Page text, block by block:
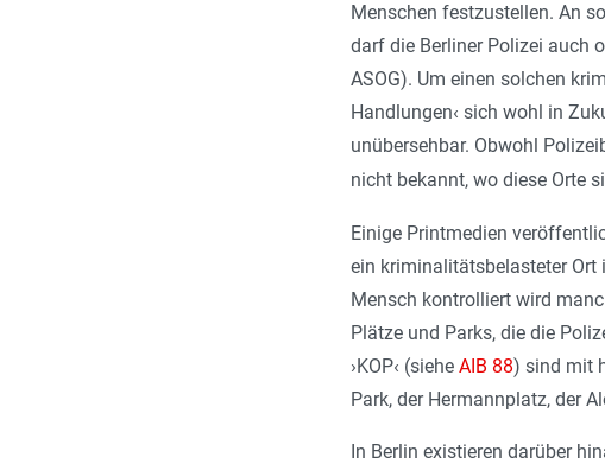
Menschen festzustellen. An
darf die Berliner Polizei auch
ASOG). Um einen solchen
Handlungen‹ sich wohl in
unübersehbar. Obwohl
nicht bekannt, wo diese Orte
Einige Printmedien
ein kriminalitätsbelasteter Ort
Mensch kontrolliert wird
Plätze und Parks, die die
›KOP‹ (siehe AIB 88) sind mit
Park, der Hermannplatz, der
In Berlin existieren darüber